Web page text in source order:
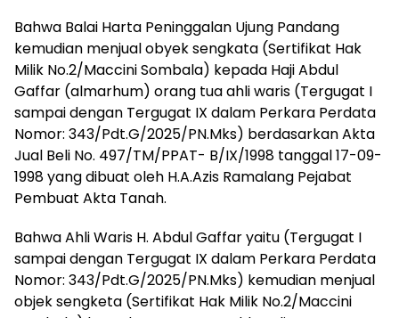
Bahwa Balai Harta Peninggalan Ujung Pandang
kemudian menjual obyek sengkata (Sertifikat Hak
Milik No.2/Maccini Sombala) kepada Haji Abdul
Gaffar (almarhum) orang tua ahli waris (Tergugat I
sampai dengan Tergugat IX dalam Perkara Perdata
Nomor: 343/Pdt.G/2025/PN.Mks) berdasarkan Akta
Jual Beli No. 497/TM/PPAT- B/IX/1998 tanggal 17-09-
1998 yang dibuat oleh H.A.Azis Ramalang Pejabat
Pembuat Akta Tanah.
Bahwa Ahli Waris H. Abdul Gaffar yaitu (Tergugat I
sampai dengan Tergugat IX dalam Perkara Perdata
Nomor: 343/Pdt.G/2025/PN.Mks) kemudian menjual
objek sengketa (Sertifikat Hak Milik No.2/Maccini